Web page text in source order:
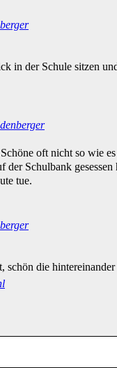
in der Schule sitzen
oft nicht so wie
der Schulbank gesessen
tue.
schön die